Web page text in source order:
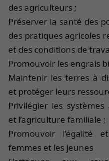
des agriculteurs ;
Préserver la santé des
des pratiques agricoles
et des conditions de
Promouvoir les engrais
Maintenir les terres à
et protéger leurs
Privilégier les
et l’agriculture familiale ;
Promouvoir l’égalité
femmes et les jeunes